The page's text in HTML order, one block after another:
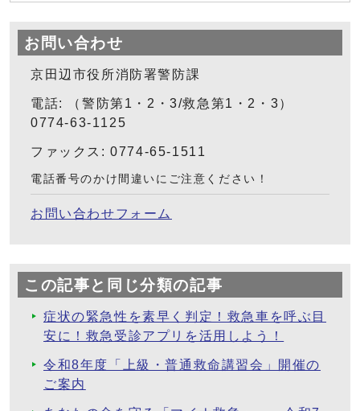
お問い合わせ
京田辺市役所消防署警防課
電話: （警防第1・2・3/救急第1・2・3）
0774-63-1125
ファックス: 0774-65-1511
電話番号のかけ間違いにご注意ください！
お問い合わせフォーム
この記事と同じ分類の記事
症状の緊急性を素早く判定！救急車を呼ぶ目
安に！救急受診アプリを活用しよう！
令和8年度「上級・普通救命講習会」開催の
ご案内